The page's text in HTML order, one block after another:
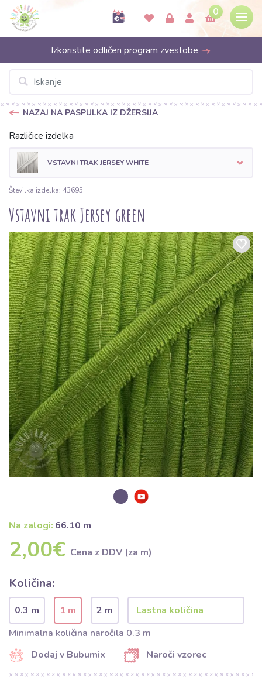
0
Izkoristite odličen program zvestobe
NAZAJ NA PASPULKA IZ DŽERSIJA
Različice izdelka
VSTAVNI TRAK JERSEY WHITE
Številka izdelka: 43695
Vstavni trak Jersey green
Na zalogi: 66.10 m
2,00€ Cena z DDV (za m)
Količina:
0.3 m 1 m
2 m
Minimalna količina naročila 0.3 m
Dodaj v Bubumix
Naroči vzorec